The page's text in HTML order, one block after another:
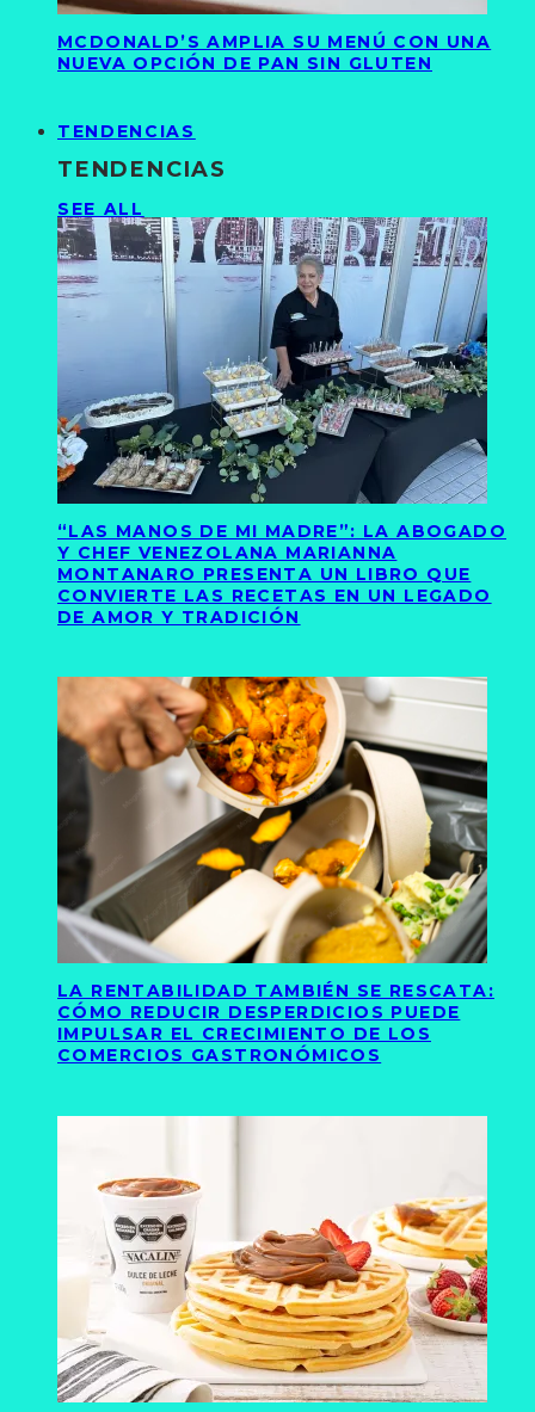
MCDONALD’S AMPLIA SU MENÚ CON UNA
NUEVA OPCIÓN DE PAN SIN GLUTEN
TENDENCIAS
TENDENCIAS
SEE ALL
“LAS MANOS DE MI MADRE”: LA ABOGADO
Y CHEF VENEZOLANA MARIANNA
MONTANARO PRESENTA UN LIBRO QUE
CONVIERTE LAS RECETAS EN UN LEGADO
DE AMOR Y TRADICIÓN
LA RENTABILIDAD TAMBIÉN SE RESCATA:
CÓMO REDUCIR DESPERDICIOS PUEDE
IMPULSAR EL CRECIMIENTO DE LOS
COMERCIOS GASTRONÓMICOS